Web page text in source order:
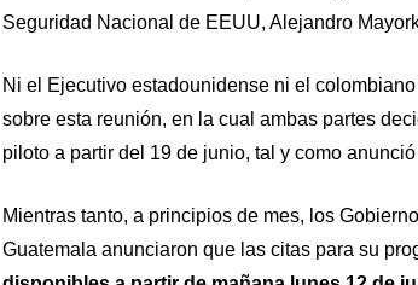
Seguridad Nacional de EEUU, Alejandro
Ni el Ejecutivo estadounidense ni el
sobre esta reunión, en la cual ambas partes
piloto a partir del 19 de junio, tal y como
Mientras tanto, a principios de mes, los
Guatemala anunciaron que las citas para su